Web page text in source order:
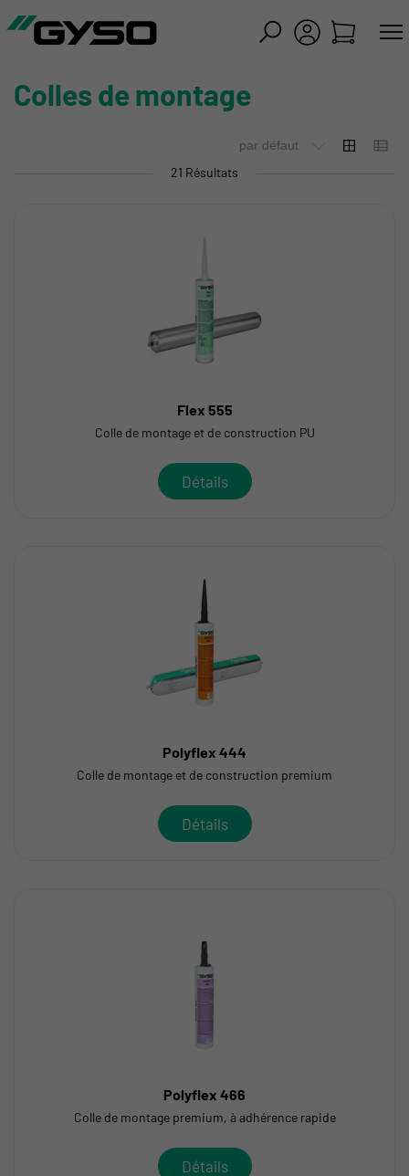
Colles de montage
21 Résultats
Flex 555
Colle de montage et de construction PU
Détails
Polyflex 444
Colle de montage et de construction premium
Détails
Polyflex 466
Colle de montage premium, à adhérence rapide
Détails